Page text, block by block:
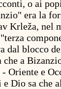
o ai
era la
Krleža, nel
dal blocco
che a
Oriente e
e Dio sa che